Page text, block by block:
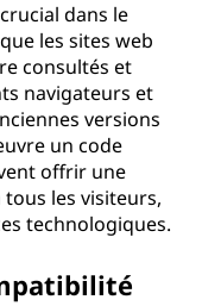
dans le
les sites web
consultés et
navigateurs et
versions
un code
offrir une
les visiteurs,
technologiques.